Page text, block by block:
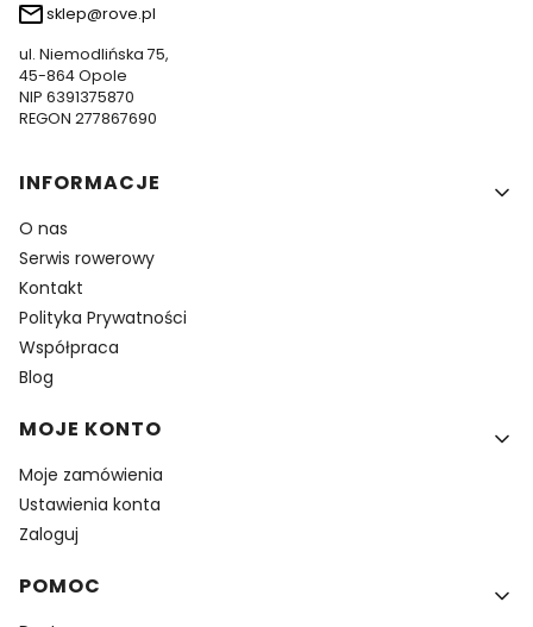
sklep@rove.pl
ul. Niemodlińska 75,
45-864 Opole
NIP 6391375870
REGON 277867690
Linki w stopce
INFORMACJE
O nas
Serwis rowerowy
Kontakt
Polityka Prywatności
Współpraca
Blog
MOJE KONTO
Moje zamówienia
Ustawienia konta
Zaloguj
POMOC